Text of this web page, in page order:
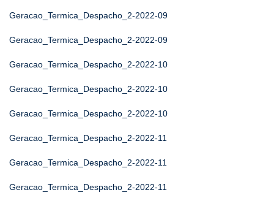
Geracao_Termica_Despacho_2-2022-09
Geracao_Termica_Despacho_2-2022-09
Geracao_Termica_Despacho_2-2022-10
Geracao_Termica_Despacho_2-2022-10
Geracao_Termica_Despacho_2-2022-10
Geracao_Termica_Despacho_2-2022-11
Geracao_Termica_Despacho_2-2022-11
Geracao_Termica_Despacho_2-2022-11